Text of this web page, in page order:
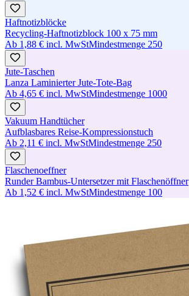
Haftnotizblöcke
Recycling-Haftnotizblock 100 x 75 mm
Ab 1,88 € incl. MwStMindestmenge 250
Jute-Taschen
Lanza Laminierter Jute-Tote-Bag
Ab 4,65 € incl. MwStMindestmenge 1000
Vakuum Handtücher
Aufblasbares Reise-Kompressionstuch
Ab 2,11 € incl. MwStMindestmenge 250
Flaschenoeffner
Runder Bambus-Untersetzer mit Flaschenöffner
Ab 1,52 € incl. MwStMindestmenge 100